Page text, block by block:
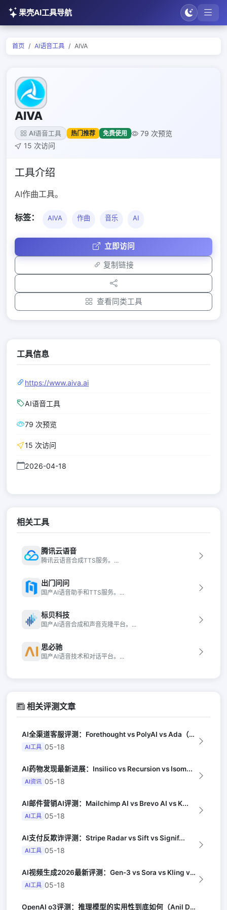
果壳AI工具导航
首页 AI语音工具 AIVA
AIVA
AI语音工具 热门推荐 免费使用
79 次预览
15 次访问
工具介绍
AI作曲工具。
标签： AIVA 作曲 音乐 AI
立即访问
复制链接
查看同类工具
工具信息
https://www.aiva.ai
AI语音工具
79 次预览
15 次访问
2026-04-18
相关工具
腾讯云语音
腾讯云语音合成TTS服务。...
出门问问
国产AI语音助手和TTS服务。...
标贝科技
国产AI语音合成和声音克隆平台。...
思必驰
国产AI语音技术和对话平台。...
相关评测文章
AI全渠道客服评测：Forethought vs PolyAI vs Ada（G...
AI工具 05-18
AI药物发现最新进展：Insilico vs Recursion vs Isom...
AI资讯 05-18
AI邮件营销AI评测：Mailchimp AI vs Brevo AI vs K...
AI工具 05-18
AI支付反欺诈评测：Stripe Radar vs Sift vs Signif...
AI工具 05-18
AI视频生成2026最新评测：Gen-3 vs Sora vs Kling vs...
AI工具 05-18
OpenAI o3评测：推理模型的实用性到底如何（Anil Dash）